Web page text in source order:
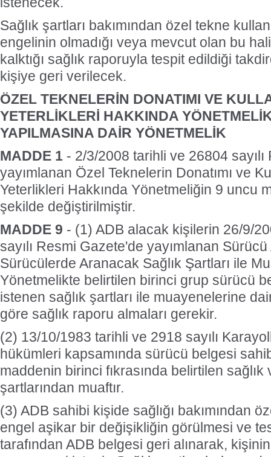
Sağlık şartları bakımından özel tekne
engelinin olmadığı veya mevcut olan bu
kalktığı sağlık raporuyla tespit edildiği
kişiye geri verilecek.
ÖZEL TEKNELERİN DONATIMI VE
YETERLİKLERİ HAKKINDA
YAPILMASINA DAİR YÖNETMELİK
MADDE 1 - 2/3/2008 tarihli ve 26804
yayımlanan Özel Teknelerin Donatımı ve
Yeterlikleri Hakkında Yönetmeliğin 9 uncu
şekilde değiştirilmiştir.
MADDE 9 - (1) ADB alacak kişilerin 26/9/
sayılı Resmi Gazete'de yayımlanan Sürücü
Sürücülerde Aranacak Sağlık Şartları ile
Yönetmelikte belirtilen birinci grup sürücü
istenen sağlık şartları ile muayenelerine
göre sağlık raporu almaları gerekir.
(2) 13/10/1983 tarihli ve 2918 sayılı
hükümleri kapsamında sürücü belgesi
maddenin birinci fıkrasında belirtilen
şartlarından muaftır.
(3) ADB sahibi kişide sağlığı bakımından
engel aşikar bir değişikliğin görülmesi ve
tarafından ADB belgesi geri alınarak,